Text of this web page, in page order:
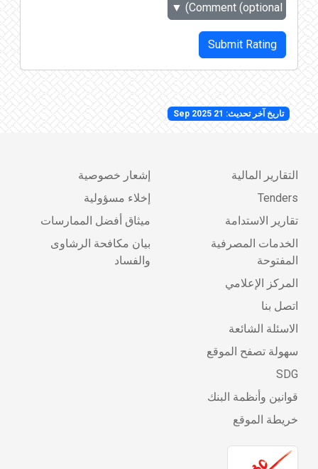
Comment (optional)
▼
Submit Rating
تاريخ آخر تحديث: 21 Sep 2025
التقارير المالية
Tenders
تقارير الاستدامة
الخدمات المصرفية
المفتوحة
المركز الإعلامي
اتصل بنا
الاسئلة الشائعة
سهولة تصفح الموقع
SDG
قوانين وأنظمة البنك
خريطة الموقع
إشعار خصوصية
إخلاء مسؤولية
ميثاق أفضل الممارسات
بيان مكافحة الرشاوى
والفساد